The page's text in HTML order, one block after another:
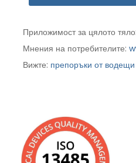
Приложимост за цялото тяло:
Мнения на потребителите:
Вижте: препоръки от